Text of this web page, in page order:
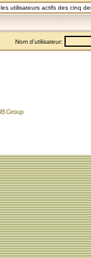
utilisateurs actifs des cinq
Nom d'utilisateur:
Group